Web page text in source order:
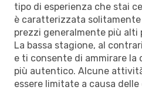
tipo di esperienza che stai
è caratterizzata
prezzi generalmente più
La bassa stagione, al
e ti consente di ammirare la
più autentico. Alcune
essere limitate a causa